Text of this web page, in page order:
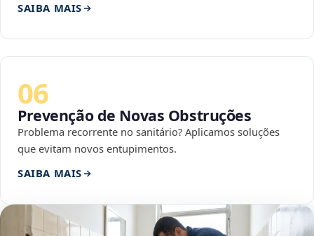
SAIBA MAIS
06
Prevenção de Novas Obstruções
Problema recorrente no sanitário? Aplicamos soluções
que evitam novos entupimentos.
SAIBA MAIS